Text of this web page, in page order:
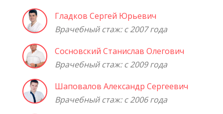
Гладков Сергей Юрьевич
Врачебный стаж: с 2007 года
Сосновский Станислав Олегович
Врачебный стаж: с 2009 года
Шаповалов Александр Сергеевич
Врачебный стаж: с 2006 года